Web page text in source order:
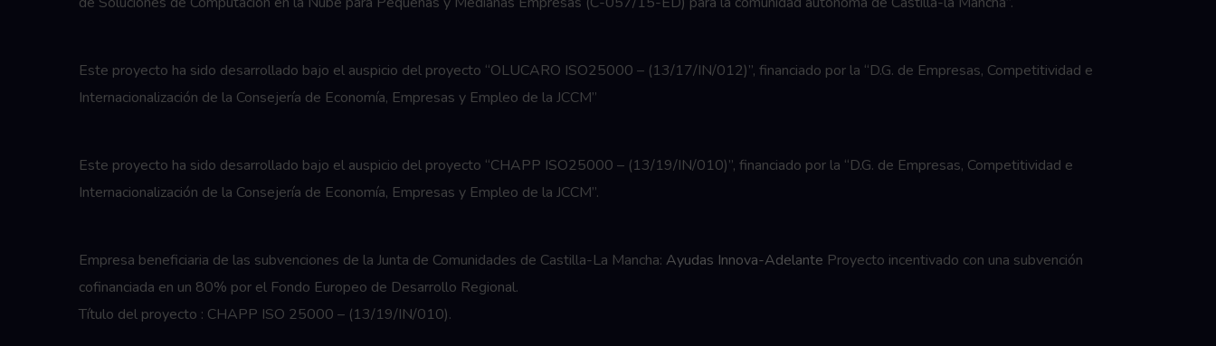
Este proyecto ha sido desarrollado bajo el auspicio del proyecto “OLUCARO ISO25000 – (13/17/IN/012)”, financiado por la “D.G. de Empresas, Competitividad e
Internacionalización de la Consejería de Economía, Empresas y Empleo de la JCCM”
Este proyecto ha sido desarrollado bajo el auspicio del proyecto “CHAPP ISO25000 – (13/19/IN/010)”, financiado por la “D.G. de Empresas, Competitividad e
Internacionalización de la Consejería de Economía, Empresas y Empleo de la JCCM”.
Empresa beneficiaria de las subvenciones de la Junta de Comunidades de Castilla-La Mancha: Ayudas Innova-Adelante Proyecto incentivado con una subvención
cofinanciada en un 80% por el Fondo Europeo de Desarrollo Regional.
Título del proyecto : CHAPP ISO 25000 – (13/19/IN/010).